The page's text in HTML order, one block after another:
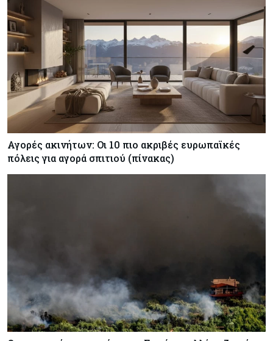
Αγορές ακινήτων: Οι 10 πιο ακριβές ευρωπαϊκές
πόλεις για αγορά σπιτιού (πίνακας)